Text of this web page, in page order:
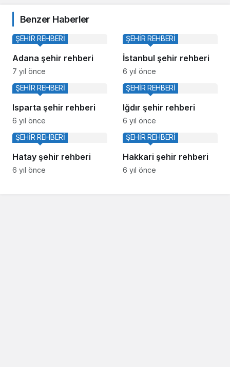
Benzer Haberler
Adana şehir rehberi
ŞEHİR REHBERİ
7 yıl önce
İstanbul şehir rehberi
ŞEHİR REHBERİ
6 yıl önce
Isparta şehir rehberi
ŞEHİR REHBERİ
6 yıl önce
Iğdır şehir rehberi
ŞEHİR REHBERİ
6 yıl önce
Hatay şehir rehberi
ŞEHİR REHBERİ
6 yıl önce
Hakkari şehir rehberi
ŞEHİR REHBERİ
6 yıl önce